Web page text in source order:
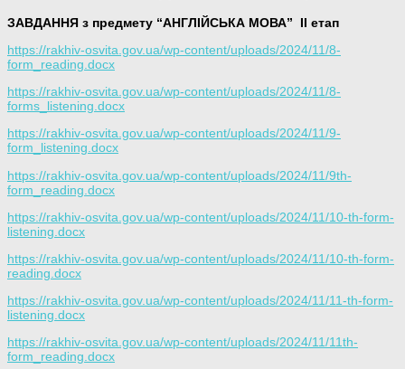
ЗАВДАННЯ з предмету “АНГЛІЙСЬКА МОВА”
ІІ етап
https://rakhiv-osvita.gov.ua/wp-content/uploads/2024/11/8-
form_reading.docx
https://rakhiv-osvita.gov.ua/wp-content/uploads/2024/11/8-
forms_listening.docx
https://rakhiv-osvita.gov.ua/wp-content/uploads/2024/11/9-
form_listening.docx
https://rakhiv-osvita.gov.ua/wp-content/uploads/2024/11/9th-
form_reading.docx
https://rakhiv-osvita.gov.ua/wp-content/uploads/2024/11/10-th-form-
listening.docx
https://rakhiv-osvita.gov.ua/wp-content/uploads/2024/11/10-th-form-
reading.docx
https://rakhiv-osvita.gov.ua/wp-content/uploads/2024/11/11-th-form-
listening.docx
https://rakhiv-osvita.gov.ua/wp-content/uploads/2024/11/11th-
form_reading.docx